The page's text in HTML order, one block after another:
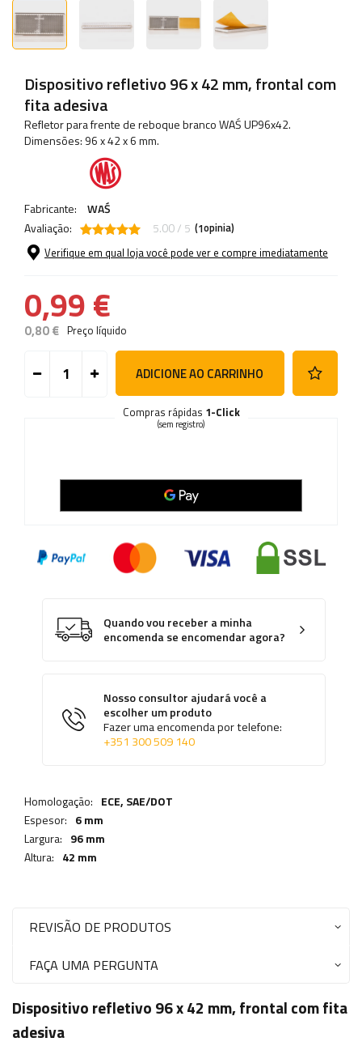
Dispositivo refletivo 96 x 42 mm, frontal com
fita adesiva
Refletor para frente de reboque branco WAŚ UP96x42.
Dimensões: 96 x 42 x 6 mm.
Fabricante:
WAŚ
Avaliação:
5.00 / 5 (1opinia)
Verifique em qual loja você pode ver e compre imediatamente
0,99 €
0,80 € Preço líquido
ADICIONE AO CARRINHO
Compras rápidas 1-Click
(sem registro)
Quando vou receber a minha
encomenda se encomendar agora?
Nosso consultor ajudará você a
escolher um produto
Fazer uma encomenda por telefone:
+351 300 509 140
Homologação: ECE, SAE/DOT
Espesor: 6 mm
Largura: 96 mm
Altura: 42 mm
REVISÃO DE PRODUTOS
FAÇA UMA PERGUNTA
Dispositivo refletivo 96 x 42 mm, frontal com fita
adesiva